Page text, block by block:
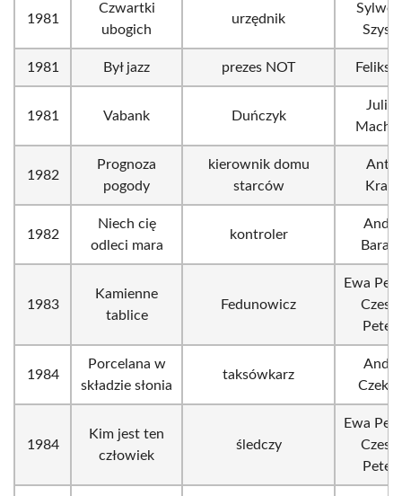
1981
Czwartki
ubogich
urzędnik
1981 Był jazz prezes NOT Feliks
1981 Vabank Duńczyk
1982
Prognoza
pogody
kierownik domu
starców
1982
Niech cię
odleci mara
kontroler
1983
Kamienne
tablice
Fedunowicz
Ewa
1984
Porcelana w
składzie słonia
taksówkarz
1984
Kim jest ten
człowiek
śledczy
Ewa